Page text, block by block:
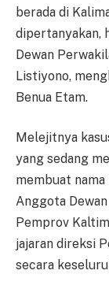
berada di
dipertanyakan,
Dewan
Listiyono,
Benua Etam.
Melejitnya
yang sedang
membuat
Anggota
Pemprov
jajaran direksi
secara